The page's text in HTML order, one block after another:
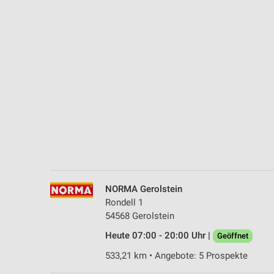
NORMA Gerolstein
Rondell 1
54568 Gerolstein
Heute 07:00 - 20:00 Uhr |
Geöffnet
533,21 km • Angebote: 5 Prospekte
Notwendig